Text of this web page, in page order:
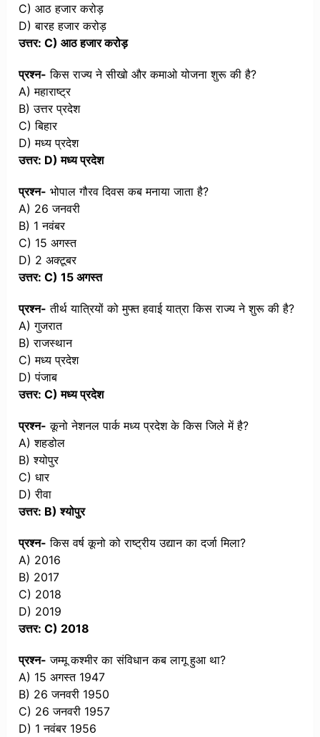
C) आठ हजार करोड़
D) बारह हजार करोड़
उत्तर: C) आठ हजार करोड़
प्रश्न- किस राज्य ने सीखो और कमाओ योजना शुरू की है?
A) महाराष्ट्र
B) उत्तर प्रदेश
C) बिहार
D) मध्य प्रदेश
उत्तर: D) मध्य प्रदेश
प्रश्न- भोपाल गौरव दिवस कब मनाया जाता है?
A) 26 जनवरी
B) 1 नवंबर
C) 15 अगस्त
D) 2 अक्टूबर
उत्तर: C) 15 अगस्त
प्रश्न- तीर्थ यात्रियों को मुफ्त हवाई यात्रा किस राज्य ने शुरू की है?
A) गुजरात
B) राजस्थान
C) मध्य प्रदेश
D) पंजाब
उत्तर: C) मध्य प्रदेश
प्रश्न- कूनो नेशनल पार्क मध्य प्रदेश के किस जिले में है?
A) शहडोल
B) श्योपुर
C) धार
D) रीवा
उत्तर: B) श्योपुर
प्रश्न- किस वर्ष कूनो को राष्ट्रीय उद्यान का दर्जा मिला?
A) 2016
B) 2017
C) 2018
D) 2019
उत्तर: C) 2018
प्रश्न- जम्मू कश्मीर का संविधान कब लागू हुआ था?
A) 15 अगस्त 1947
B) 26 जनवरी 1950
C) 26 जनवरी 1957
D) 1 नवंबर 1956